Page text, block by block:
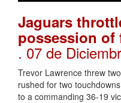
Jaguars
possession of
. 07 de
Trevor Lawrence threw
rushed for two
to a commanding 36-19